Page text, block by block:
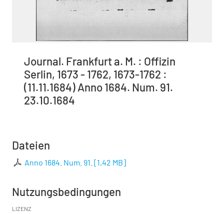
Journal. Frankfurt a. M. : Offizin
Serlin, 1673 - 1762, 1673-1762 :
(11.11.1684) Anno 1684. Num. 91.
23.10.1684
Dateien
Anno 1684. Num. 91. [1,42 MB]
Nutzungsbedingungen
LIZENZ